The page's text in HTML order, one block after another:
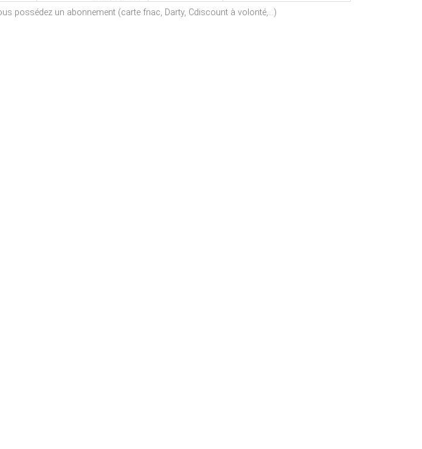
possédez un abonnement (carte fnac, Darty, Cdiscount à volonté,...)